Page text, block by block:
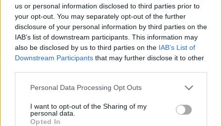
us or personal information disclosed to third parties prior to
your opt-out. You may separately opt-out of the further
disclosure of your personal information by third parties on the
IAB’s list of downstream participants. This information may
also be disclosed by us to third parties on the IAB’s List of
Downstream Participants that may further disclose it to other
Personal Data Processing Opt Outs
I want to opt-out of the Sharing of my
personal data.
Opted In
ΠΕΡΙΒΑΛΛΟΝ 03 ΑΠΡ
Βροχές και το Σάββατο του Λαζάρου στη
Λέσβο
ημέρες στο νησί